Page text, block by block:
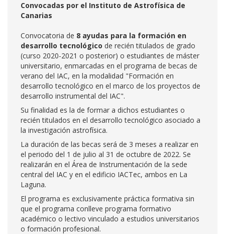
Convocadas por el Instituto de Astrofísica de
Canarias
Convocatoria de 8 ayudas para la formación en
desarrollo tecnológico de recién titulados de grado
(curso 2020-2021 o posterior) o estudiantes de máster
universitario, enmarcadas en el programa de becas de
verano del IAC, en la modalidad "Formación en
desarrollo tecnológico en el marco de los proyectos de
desarrollo instrumental del IAC".
Su finalidad es la de formar a dichos estudiantes o
recién titulados en el desarrollo tecnológico asociado a
la investigación astrofísica.
La duración de las becas será de 3 meses a realizar en
el periodo del 1 de julio al 31 de octubre de 2022. Se
realizarán en el Área de Instrumentación de la sede
central del IAC y en el edificio IACTec, ambos en La
Laguna.
El programa es exclusivamente práctica formativa sin
que el programa conlleve programa formativo
académico o lectivo vinculado a estudios universitarios
o formación profesional.